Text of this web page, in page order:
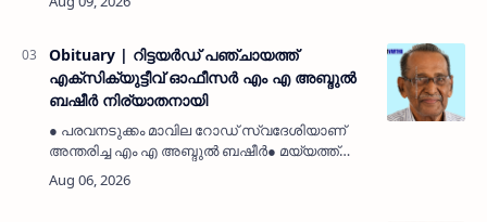
ഇല്ലാതെയാണ് പരിപാടി നടന്നത് കാസർകോട്:
Obituary | റിട്ടയർഡ് പഞ്ചായത്ത്
എക്സിക്യുട്ടീവ് ഓഫീസർ എം എ അബ്ദുൽ
ബഷീർ നിര്യാതനായി
● പരവനടുക്കം മാവില റോഡ് സ്വദേശിയാണ്
അന്തരിച്ച എം എ അബ്ദുൽ ബഷീർ● മയ്യത്ത്
ഖബറടക്കി.പരവനടുക്കം: (MyKasargodVartha)